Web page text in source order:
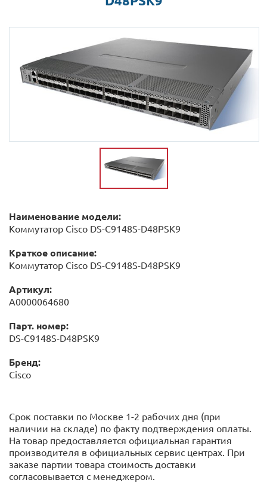
Наименование модели:
Коммутатор Cisco DS-C9148S-D48PSK9
Краткое описание:
Коммутатор Cisco DS-C9148S-D48PSK9
Артикул:
А0000064680
Парт. номер:
DS-C9148S-D48PSK9
Бренд:
Cisco
Срок поставки по Москве 1-2 рабочих дня (при
наличии на складе) по факту подтверждения оплаты.
На товар предоставляется официальная гарантия
производителя в официальных сервис центрах. При
заказе партии товара стоимость доставки
согласовывается с менеджером.